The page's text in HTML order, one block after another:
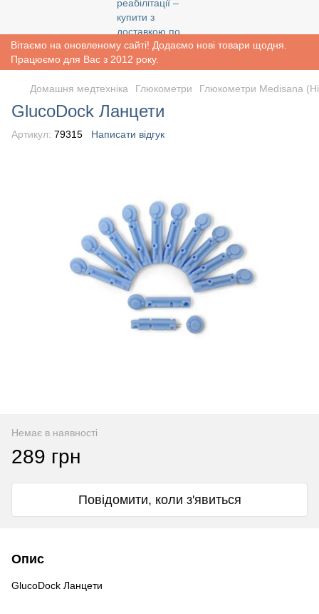
Вітаємо на оновленому сайті! Додаємо нові товари щодня.
Працюємо для Вас з 2012 року.
Домашня медтехніка Глюкометри Глюкометри Medisana
GlucoDock Ланцети
Артикул: 79315 Написати відгук
Немає в наявності
289 грн
Повідомити, коли з'явиться
Опис
GlucoDock Ланцети